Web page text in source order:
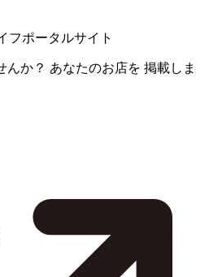
フポータルサイト
んか？ あなたのお店を 掲載しま